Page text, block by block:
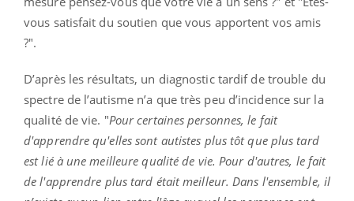
vous satisfait du soutien que vous apportent vos amis
?".
D’après les résultats, un diagnostic tardif de trouble du
spectre de l’autisme n’a que très peu d’incidence sur la
qualité de vie. "Pour certaines personnes, le fait
d'apprendre qu'elles sont autistes plus tôt que plus tard
est lié à une meilleure qualité de vie. Pour d'autres, le fait
de l'apprendre plus tard était meilleur. Dans l'ensemble, il